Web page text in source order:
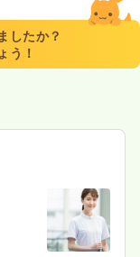
したか？
う！